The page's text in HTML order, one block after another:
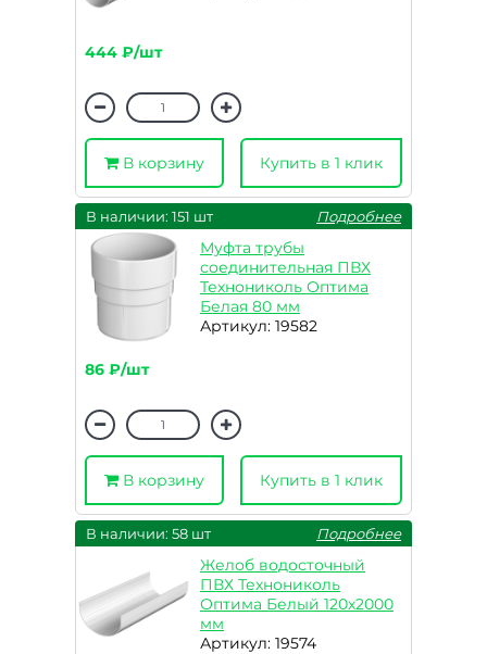
444 ₽/шт
В корзину Купить в 1 клик
В наличии: 151 шт Подробнее
Муфта трубы
соединительная ПВХ
Технониколь Оптима
Белая 80 мм
Артикул: 19582
86 ₽/шт
В корзину Купить в 1 клик
В наличии: 58 шт Подробнее
Желоб водосточный
ПВХ Технониколь
Оптима Белый 120х2000
мм
Артикул: 19574